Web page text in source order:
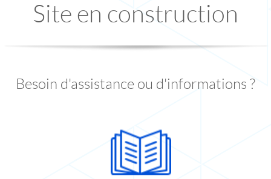
Site en construction
Besoin d'assistance ou d'informations ?